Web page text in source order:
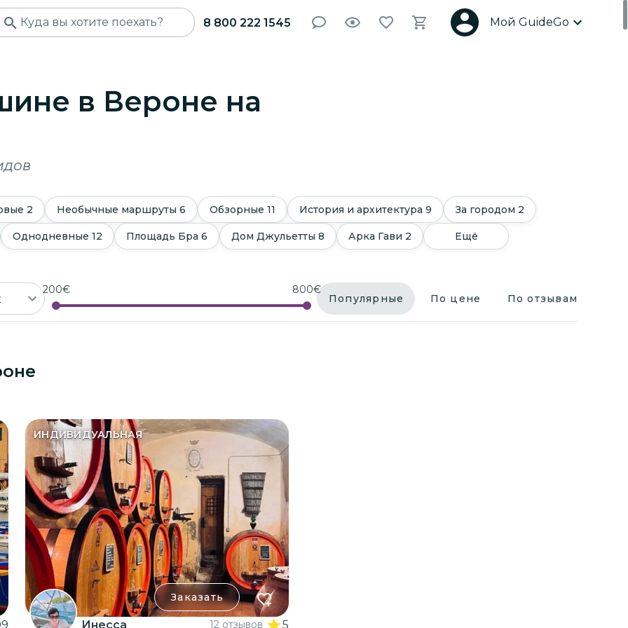
8 800 222 1545 Мой GuideGo
в Вероне на
2 Необычные маршруты 6 Обзорные 11 История и архитектура 9 За городом 2
Однодневные 12 Площадь Бра 6 Дом Джульетты 8 Арка Гави 2 Ещё
1 2 3 4 5 6
8 9 10 11 13
14 15 16 17 18 19 20
21 22 23 24 25 26 27
28 29 30
200€ 800€
Популярные По цене По отзывам
ИНДИВИДУАЛЬНАЯ
Заказать
Инесса 12 отзывов 5